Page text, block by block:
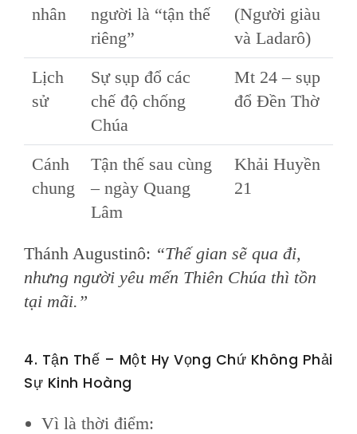
nhân
người là “tận thế
riêng”
(Người giàu
và Ladarô)
Lịch
sử
Sự sụp đổ các
chế độ chống
Chúa
Mt 24 – sụp
đổ Đền Thờ
Cánh
chung
Tận thế sau cùng
– ngày Quang
Lâm
Khải Huyền
21
Thánh Augustinô: “Thế gian sẽ qua đi,
nhưng người yêu mến Thiên Chúa thì tồn
tại mãi.”
4. Tận Thế – Một Hy Vọng Chứ Không Phải
Sự Kinh Hoàng
Vì là thời điểm: